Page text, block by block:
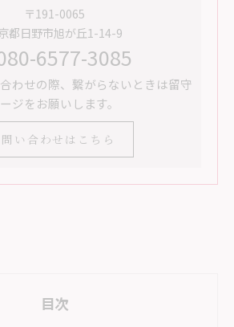
〒191-0065
都日野市旭が丘1-14-9
6577-3085
わせの際、繋がらないときは留守
ジをお願いします。
い合わせはこちら
目次